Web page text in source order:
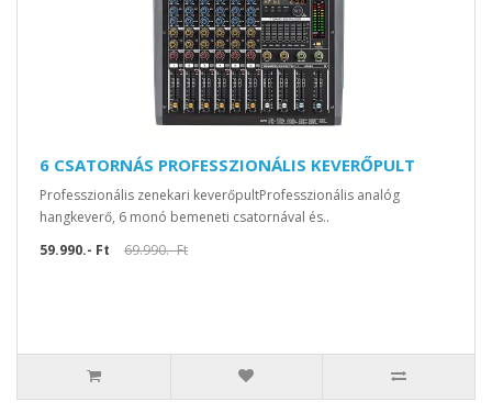
6 CSATORNÁS PROFESSZIONÁLIS KEVERŐPULT
Professzionális zenekari keverőpultProfesszionális analóg
hangkeverő, 6 monó bemeneti csatornával és..
59.990.- Ft
69.990.- Ft